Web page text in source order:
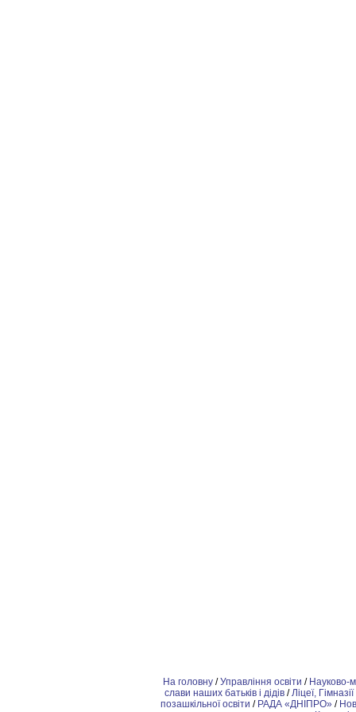
На головну /Управління освіти / Науково-
слави наших батьків і дідів/Ліцеї, Гімназії
позашкiльної освіти / РАДА «ДНІПРО» /